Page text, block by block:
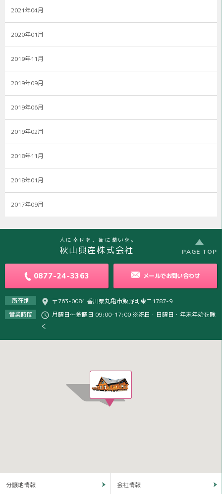
2021年04月
2020年01月
2019年11月
2019年09月
2019年06月
2019年02月
2018年11月
2018年01月
2017年09月
人に幸せを、街に潤いを。
秋山興産株式会社
所在地
〒763-0084 香川県丸亀市飯野町東二1787-9
営業時間
月曜日～金曜日 09:00-17:00 ※祝日・日曜日・年末年始を除
く
0877-24-3363 メールでお問い合わせ
PAGE TOP
分譲地情報 会社情報